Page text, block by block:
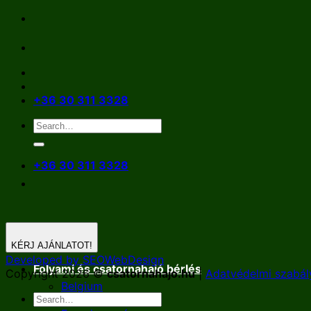
Skip
content
+36 30 311 3328
+36 30 311 3328
Folyami és csatornahajó bérlés
Belgium
Németország
KÉRJ AJÁNLATOT!
Developed by SEOWebDesign
Copyright 2026 ©csatornahajo.hu| Adatvédelmi